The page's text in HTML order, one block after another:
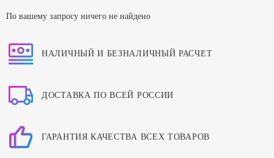
По вашему запросу ничего не найдено
НАЛИЧНЫЙ И БЕЗНАЛИЧНЫЙ РАСЧЕТ
ДОСТАВКА ПО ВСЕЙ РОССИИ
ГАРАНТИЯ КАЧЕСТВА ВСЕХ ТОВАРОВ